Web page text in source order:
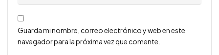
Guarda mi nombre, correo electrónico y web en este
navegador para la próxima vez que comente.